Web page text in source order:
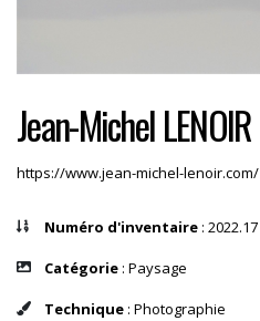
Jean-Michel LENOIR
https://www.jean-michel-lenoir.com/
Numéro d'inventaire : 2022.17
Catégorie : Paysage
Technique : Photographie